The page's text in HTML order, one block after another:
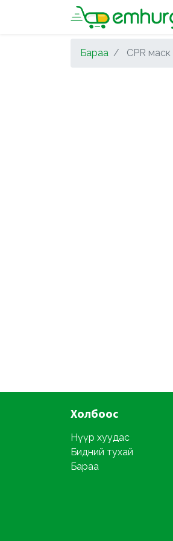
Бараа CPR
Холбоос
Нүүр хуудас
Бидний тухай
Бараа